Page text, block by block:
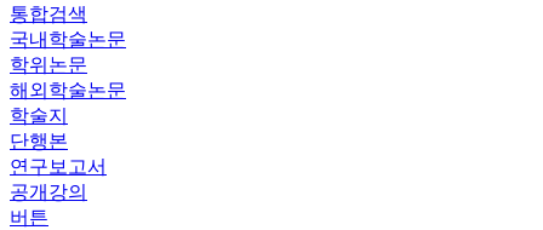
통합검색
국내학술논문
학위논문
해외학술논문
학술지
단행본
연구보고서
공개강의
버튼